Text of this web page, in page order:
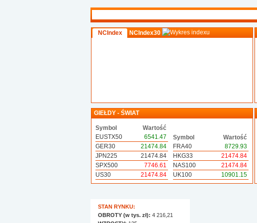
NCIndex NCIndex30
GIEŁDY - ŚWIAT
Symbol
Wartość
EUSTX50
6541.47
GER30
21474.84
JPN225
21474.84
SPX500
7746.61
US30
21474.84
Symbol
Wartość
FRA40
8729.93
HKG33
21474.84
NAS100
21474.84
UK100
10901.15
STAN RYNKU:
OBROTY (w tys. zł): 4 216,21